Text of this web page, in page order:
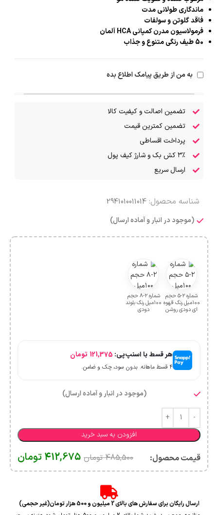
ماندگاری طولانی مدت
فاقد گلوتن و سولفات
فرمولاسیون مدرن کمپانی HCA آلمان
50 طیف رنگی متنوع و جذاب
به من از طریق پیامک اطلاع بده
تضمین اصالت و کیفیت کالا
تضمین کمترین قیمت
پرداخت اقساطی
۳٪ کش بک و شارژ کیف پول
ارسال سریع
شناسه محصول: 2941010011014
(موجود در انبار و آماده ارسال)
شماره ۲-۵ حجم
۱۰۰میل رنگ قهوه
ای دودی روشن
شماره ۲-۸ حجم
۱۰۰میل رنگ بلوند
دودی
هر قسط با اسنپ‌پی: 121,375 تومان
۴ قسط ماهانه. بدون سود، چک و ضامن.
(موجود در انبار و آماده ارسال)
افزودن به سبد خرید
قیمت محصول:​ 485,500 تومان 412,675 تومان
ارسال رایگان برای سفارش های بالای 2 میلیون و 500 هزار تومان(غیر حجمی)